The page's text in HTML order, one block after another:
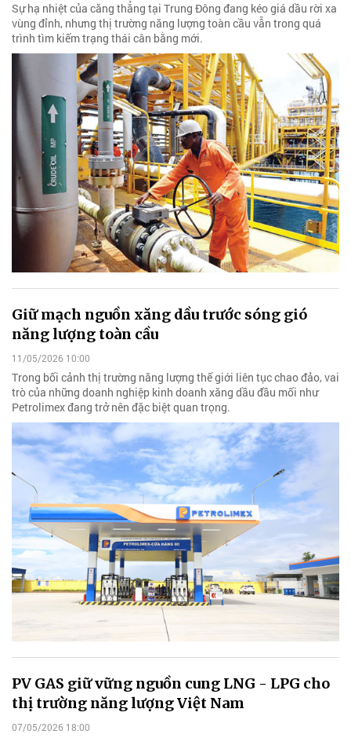
Sự hạ nhiệt của căng thẳng tại Trung Đông đang kéo giá dầu rời xa
vùng đỉnh, nhưng thị trường năng lượng toàn cầu vẫn trong quá
trình tìm kiếm trạng thái cân bằng mới.
Giữ mạch nguồn xăng dầu trước sóng gió
năng lượng toàn cầu
11/05/2026 10:00
Trong bối cảnh thị trường năng lượng thế giới liên tục chao đảo, vai
trò của những doanh nghiệp kinh doanh xăng dầu đầu mối như
Petrolimex đang trở nên đặc biệt quan trọng.
PV GAS giữ vững nguồn cung LNG - LPG cho
thị trường năng lượng Việt Nam
07/05/2026 18:00